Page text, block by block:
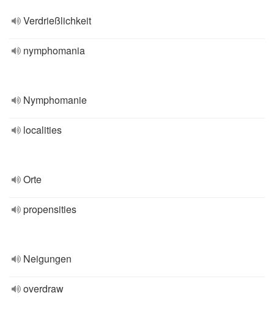
Verdrießlichkeit
nymphomania
Nymphomanie
localities
Orte
propensities
Neigungen
overdraw